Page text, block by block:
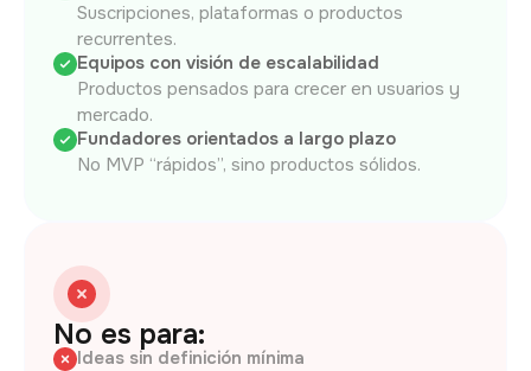
Suscripciones, plataformas o productos
recurrentes.
Equipos con visión de escalabilidad
Productos pensados para crecer en usuarios y
mercado.
Fundadores orientados a largo plazo
No MVP “rápidos”, sino productos sólidos.
No es para:
Ideas sin definición mínima